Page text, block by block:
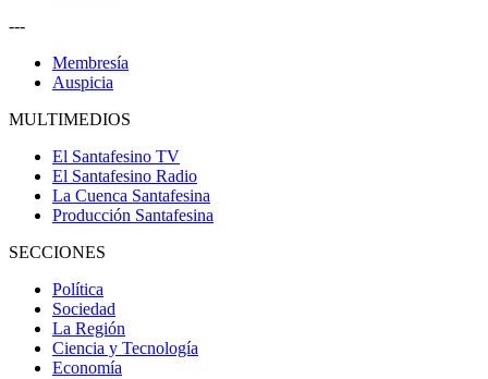
---
Membresía
Auspicia
MULTIMEDIOS
El Santafesino TV
El Santafesino Radio
La Cuenca Santafesina
Producción Santafesina
SECCIONES
Política
Sociedad
La Región
Ciencia y Tecnología
Economía